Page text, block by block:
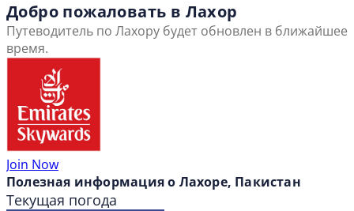
Добро пожаловать в Лахор
Путеводитель по Лахору будет обновлен в ближайшее
время.
Join Now
Полезная информация о Лахоре, Пакистан
Текущая погода